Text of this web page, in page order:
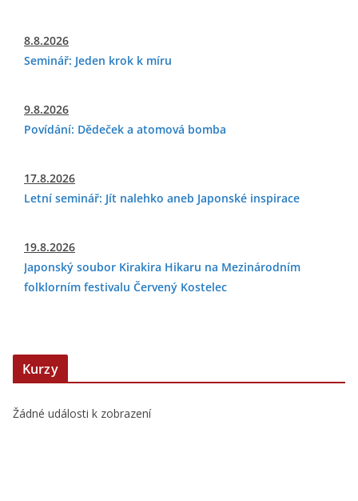
8.8.2026
Seminář: Jeden krok k míru
9.8.2026
Povídání: Dědeček a atomová bomba
17.8.2026
Letní seminář: Jít nalehko aneb Japonské inspirace
19.8.2026
Japonský soubor Kirakira Hikaru na Mezinárodním
folklorním festivalu Červený Kostelec
Kurzy
Žádné události k zobrazení